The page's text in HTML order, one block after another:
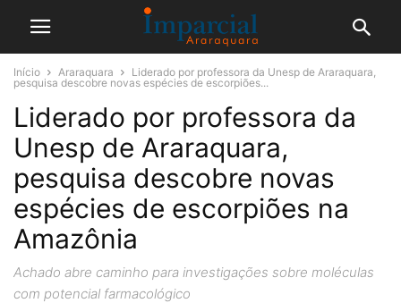
Início Araraquara
Liderado por professora da Unesp de Araraquara,
pesquisa descobre novas espécies de escorpiões...
Liderado por professora da
Unesp de Araraquara,
pesquisa descobre novas
espécies de escorpiões na
Amazônia
Achado abre caminho para investigações sobre moléculas
com potencial farmacológico